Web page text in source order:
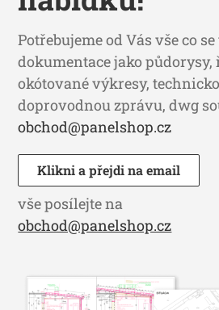
Potřebujeme od Vás vše co
dokumentace jako půdorysy,
okótované výkresy,
doprovodnou zprávu, dwg
obchod@panelshop.cz
Klikni a přejdi na email
vše posílejte na
obchod@panelshop.cz